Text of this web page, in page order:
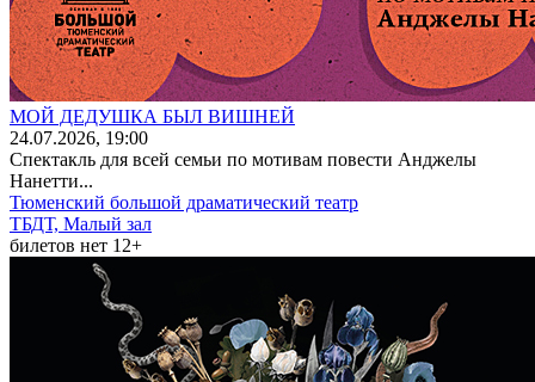
МОЙ ДЕДУШКА БЫЛ ВИШНЕЙ
24.07.2026, 19:00
Спектакль для всей семьи по мотивам повести Анджелы
Нанетти...
Тюменский большой драматический театр
ТБДТ, Малый зал
билетов нет 12+